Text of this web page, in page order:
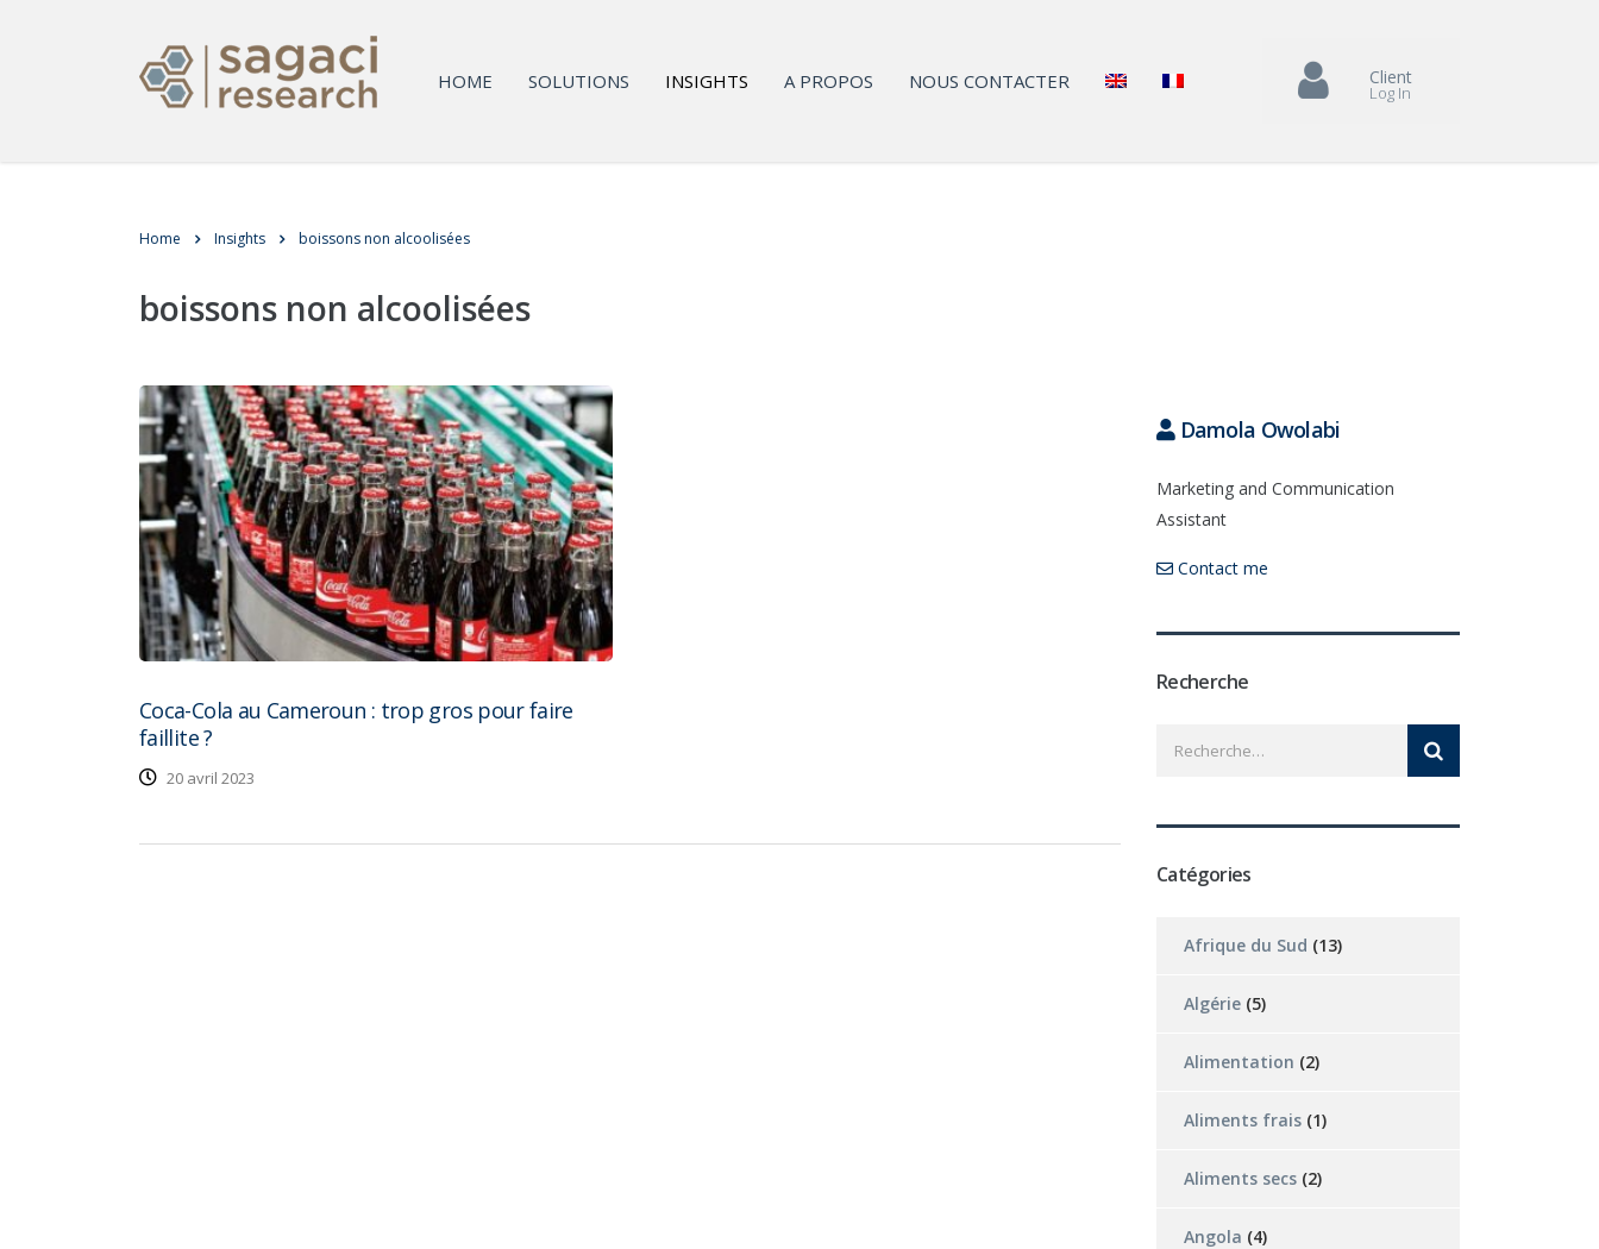
HOME SOLUTIONS INSIGHTS A PROPOS NOUS CONTACTER Client
Log In
Home Insights boissons non alcoolisées
boissons non alcoolisées
Coca-Cola au Cameroun : trop gros pour faire
faillite ?
20 avril 2023
Damola Owolabi
Marketing and Communication
Assistant
Contact me
Recherche
Catégories
Afrique du Sud (13)
Algérie (5)
Alimentation (2)
Aliments frais (1)
Aliments secs (2)
Angola (4)